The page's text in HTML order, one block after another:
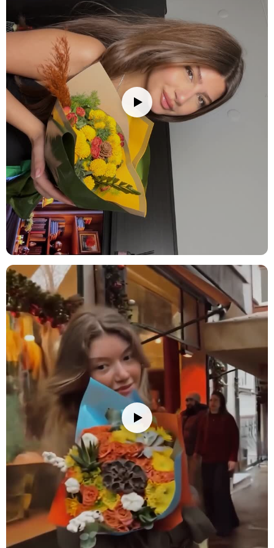
Pembe Çardak Gül:Zarif yapısıyla dikkat çeken pembe çardak gül,
sevgi ve şefkati simgeler. Canlı renkleri ile aranjmana romantik bir
hava katmaktadır.
Turuncu Çardak Gül:Turuncu çardak gül, enerjik ve neşeli bir hava
katarak, aranjmanı daha canlı ve dikkat çekici hale getirir.
Yeşil Top Krizantem:
Yenilikçi ve doğal bir dokunuş ekleyen yeşil
top krizantem, aranjmana ferah bir hava katarak, diğer çiçeklerle
mükemmel bir uyum sağlar.
Kullanım Alanları ve Öneriler
Zarif tasarımıyla bu çiçek aranjmanı farklı alanlarda kullanılabilecek
mükemmel bir dekoratif öge ve hediye alternatifi sunar:
Ev Dekorasyonu: Bu aranjman, evinize zarif bir dokunuş katacak ve
yaşam alanınızı modern bir atmosferle dolduracaktır. Oturma odası,
yemek odası veya giriş alanında mükemmel bir dekorasyon ögesi
olabilir. Kahverengi beton saksı, aranjmana doğal ve çağdaş bir
estetik katmaktadır.
Ofis Hediyesi:Çalışma arkadaşınıza veya iş yerindeki şefinize,
onlara değer verdiğinizi hissettirecek anlamlı bir hediye seçeneği
olarak kullanılabilir. Bu aranjman, ofis masasında şık bir
dekorasyon sağlar ve çalışma ortamına renk katacaktır.
Tören ve Kutlamalar:
Düğün, nişan, iş kutlamaları veya özel
davetlerde, bu aranjman etkinliğinize zarif bir hava katacaktır.
Özellikle uzun süreli hatırlanacak ve etkileyici bir dekor olacaktır.
Pembe çardak gül ve sarı luna, bu tür özel anlar için mükemmeldir.
Yeni Ev Hediyesi: Yeni bir eve taşınan sevdiklerinize, evlerine değer
katacak güzel ve anlamlı bir hediye seçeneği sunabilirsiniz. Bu şık
aranjman, her köşede mükemmel uyum sağlar ve modern
tasarımıyla yeni evde şıklık yaratır.
İş Yeri Dekorasyonu:
Ofislerde, çalışanların motivasyonunu
artırmak ve mekanları canlandırmak için bu aranjman mükemmel bir
seçim olabilir. Çalışma masasında veya toplantı odasında hoş bir
dekorasyon sağlar.
Bakım İpuçları
Ekstra bakım gerektirmeyen bu aranjman, yaşam alanlarınıza güzel
bir dokunuş yapmanızı sağlar.
Stok durumuna göre ürünlerde ufak değişiklikler olabilir.
Ürün Kodu:
no169